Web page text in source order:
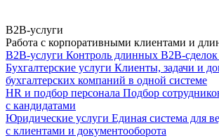
B2B-услуги
Работа с корпоративными клиентами и
B2B-услуги Контроль длинных B2B-
Бухгалтерские услуги Клиенты, задачи и
бухгалтерских компаний в одной системе
HR и подбор персонала Подбор
с кандидатами
Юридические услуги Единая система для
с клиентами и документооборота